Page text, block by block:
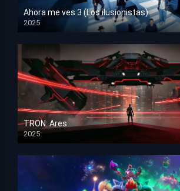
Ahora me ves 3 (Los ilusionistas)
2025
HD 1080p
TRON: Ares
2025
HD 1080p